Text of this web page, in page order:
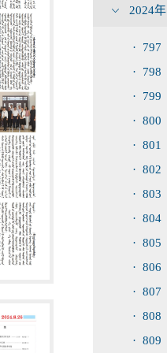
2024年
· 797
· 798
· 799
· 800
· 801
· 802
· 803
· 804
· 805
· 806
· 807
· 808
· 809